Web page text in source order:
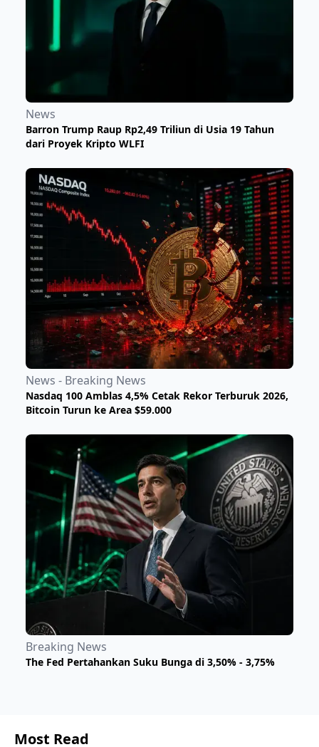
News
Barron Trump Raup Rp2,49 Triliun di Usia 19 Tahun
dari Proyek Kripto WLFI
News - Breaking News
Nasdaq 100 Amblas 4,5% Cetak Rekor Terburuk 2026,
Bitcoin Turun ke Area $59.000
Breaking News
The Fed Pertahankan Suku Bunga di 3,50% - 3,75%
Most Read